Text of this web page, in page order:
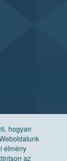
hogyan
élmény
az